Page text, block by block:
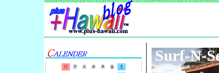
日 月 火 水 木 金
土
Surf-N-